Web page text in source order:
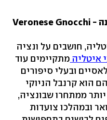
קרנבל הניוקי בורונה - Veronese Gnocchi
חושבים על ונציה
איטליה מתקיימים עוד
ובעלי סיפורים
הוא קרנבל הניוקי
ממתחרו שבונציה,
ובמהלכו צועדות